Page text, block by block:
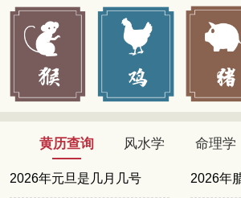
黄历查询 风水学 命理学
2026年元旦是几月几号 2026年